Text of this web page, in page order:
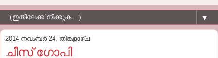
▼
2014 നവംബർ 24, തിങ്കളാഴ്‌ച
ചീസ്‌ ഗോപി